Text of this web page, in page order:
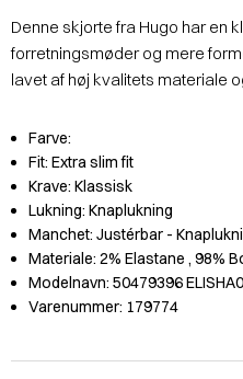
Denne skjorte fra Hugo har en
forretningsmøder og mere
lavet af høj kvalitets materiale
Farve:
Fit: Extra slim fit
Krave: Klassisk
Lukning: Knaplukning
Manchet: Justérbar -
Materiale: 2% Elastane , 98%
Modelnavn: 50479396
Varenummer: 179774